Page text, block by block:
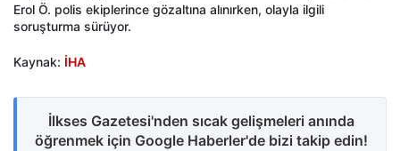
Erol Ö. polis ekiplerince gözaltına alınırken, olayla ilgili
soruşturma sürüyor.
Kaynak: İHA
İlkses Gazetesi'nden sıcak gelişmeleri anında
öğrenmek için Google Haberler'de bizi takip edin!